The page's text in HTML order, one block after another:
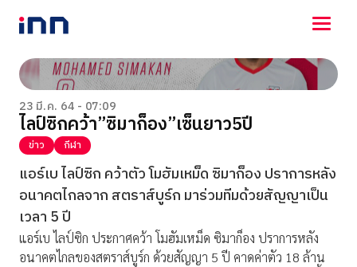
NEWS
ENTERTAINMENT
LIFESTYLE
HOROSCOPE
LOTTERY
VIDEO
ร่วมด้วยช่วยกัน
23 มี.ค. 64 - 07:09
ไลป์ซิกคว้า”ซิมาก็อง”เซ็นยาว5ปี
ข่าว กีฬา
แอร์เบ ไลป์ซิก คว้าตัว โมฮัมเหม็ด ซิมาก็อง ปราการหลัง
อนาคตไกลจาก สตราส์บูร์ก มาร่วมทีมด้วยสัญญาเป็น
เวลา 5 ปี
แอร์เบ ไลป์ซิก ประกาศคว้า โมฮัมเหม็ด ซิมาก็อง ปราการหลัง
อนาคตไกลของสตราส์บูร์ก ด้วยสัญญา 5 ปี คาดค่าตัว 18 ล้าน